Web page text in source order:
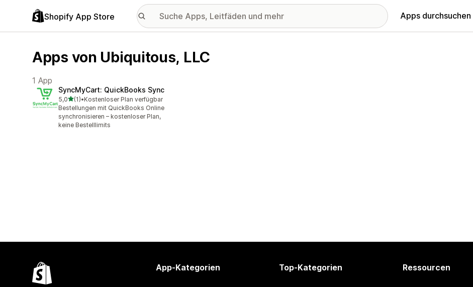
Shopify App Store Apps durchsuchen
Apps von Ubiquitous, LLC
1 App
SyncMyCart: QuickBooks Sync
5,0von 5 Sternen
(1)
1 Rezensionen insgesamt
•Kostenloser Plan verfügbar
Bestellungen mit QuickBooks Online
synchronisieren – kostenloser Plan,
keine Bestelllimits
App-Kategorien Top-Kategorien Ressourcen